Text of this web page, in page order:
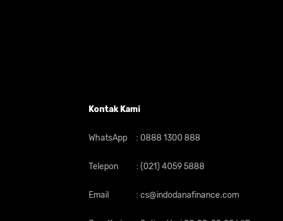
Kontak Kami
WhatsApp : 0888 1300 888
Telepon : (021) 4059 5888
Email : cs@indodanafinance.com